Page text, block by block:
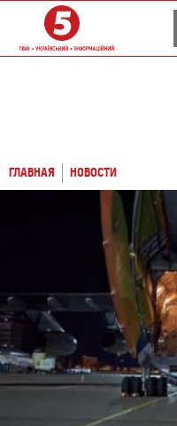
ГЛАВНАЯ НОВОСТИ